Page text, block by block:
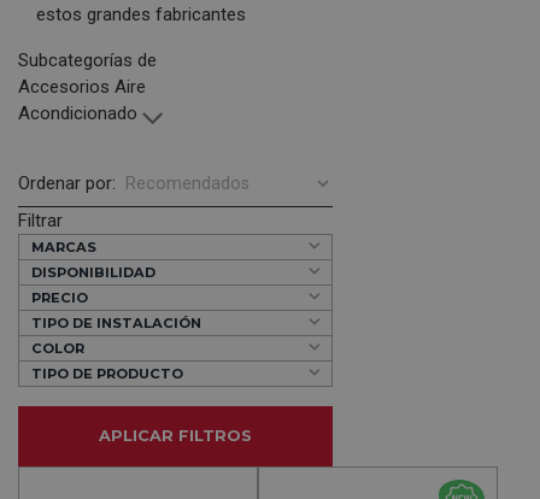
estos grandes fabricantes
Subcategorías de
Accesorios Aire
Acondicionado
Ordenar por:
Filtrar
MARCAS
DISPONIBILIDAD
PRECIO
TIPO DE INSTALACIÓN
COLOR
TIPO DE PRODUCTO
APLICAR FILTROS